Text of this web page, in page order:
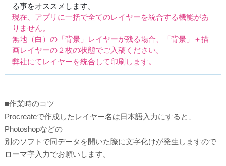
る事をオススメします。
現在、アプリに一括で全てのレイヤーを統合する機能があ
りません。
無地（白）の「背景」レイヤーが残る場合、「背景」＋描
画レイヤーの２枚の状態でご入稿ください。
弊社にてレイヤーを統合して印刷します。
■作業時のコツ
Procreateで作成したレイヤー名は日本語入力にすると、
Photoshopなどの
別のソフトで同データを開いた際に文字化けが発生しますので
ローマ字入力でお願いします。